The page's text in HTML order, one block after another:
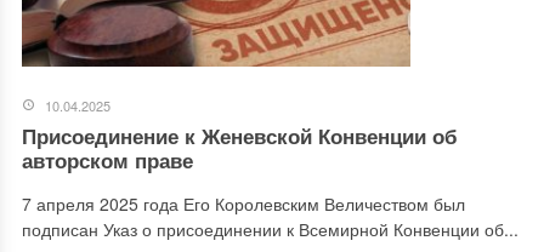
10.04.2025
Присоединение к Женевской Конвенции об
авторском праве
7 апреля 2025 года Его Королевским Величеством был
подписан Указ о присоединении к Всемирной Конвенции об...